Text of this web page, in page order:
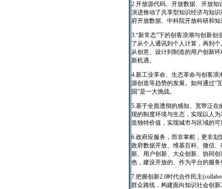
2.开放源代码、开放数据、开放
演进推动了共享型知识经济与知
府开放数据、中科院开放科研和
3.“新常态”下的创客浪潮与创新
了从个人通讯到个人计算，再到
从创意、设计到制造的用户创新
新机遇。
4.新工业革命、生态革命与创客
源创造等趋势的发展。如何通过“
国”是一大挑战。
5.基于全面透彻的感知、宽带泛
现的制度环境与生态，实现以人
造独特价值，实现城市与区域的
6.政府应服务，而非掌舵，更非
政府数据开放、维基百科、微信
新、用户创新、大众创新、协同
色，建设开放的、作为平台的服务
7.把握创新2.0时代合作民主
群众路线，构建面向知识社会创